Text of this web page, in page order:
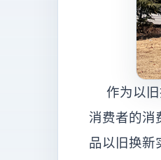
作为以旧
消费者的消
品以旧换新